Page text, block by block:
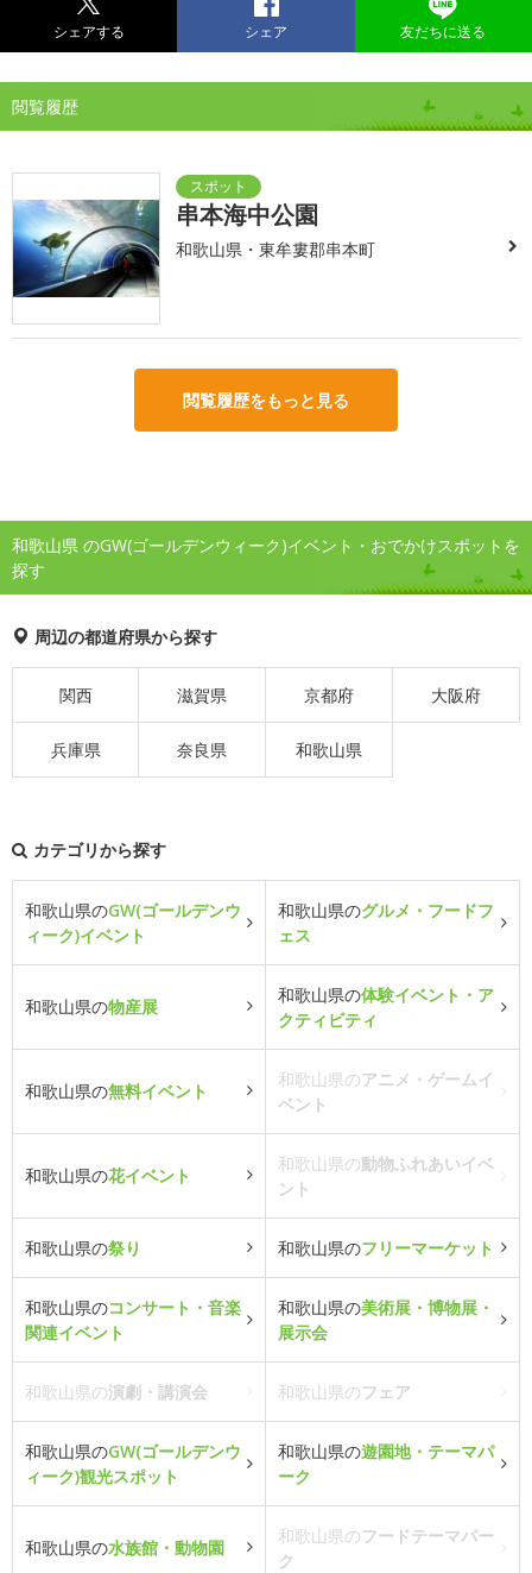
シェアする シェア 友だちに送る
閲覧履歴
串本海中公園
和歌山県・東牟婁郡串本町
閲覧履歴をもっと見る
和歌山県 のGW(ゴールデンウィーク)イベント・おでかけスポットを
探す
周辺の都道府県から探す
関西 滋賀県 京都府 大阪府
兵庫県 奈良県 和歌山県
カテゴリから探す
和歌山県のGW(ゴールデンウ
ィーク)イベント
和歌山県のグルメ・フードフ
ェス
和歌山県の物産展
和歌山県の体験イベント・ア
クティビティ
和歌山県の無料イベント
和歌山県のアニメ・ゲームイ
ベント
和歌山県の花イベント
和歌山県の動物ふれあいイベ
ント
和歌山県の祭り 和歌山県のフリーマーケット
和歌山県のコンサート・音楽
関連イベント
和歌山県の美術展・博物展・
展示会
和歌山県の演劇・講演会 和歌山県のフェア
和歌山県のGW(ゴールデンウ
ィーク)観光スポット
和歌山県の遊園地・テーマパ
ーク
和歌山県の水族館・動物園
和歌山県のフードテーマパー
ク